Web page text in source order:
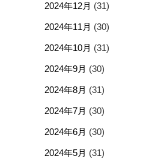
2024年12月 (31)
2024年11月 (30)
2024年10月 (31)
2024年9月 (30)
2024年8月 (31)
2024年7月 (30)
2024年6月 (30)
2024年5月 (31)